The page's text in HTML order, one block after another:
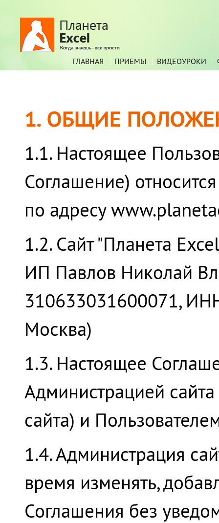
ГЛАВНАЯ ПРИЕМЫ ВИДЕОУРОКИ
1. ОБЩИЕ
1.1. Настоящее
Соглашение)
по адресу
1.2. Сайт "Планета
ИП Павлов Николай
310633031600071,
Москва)
1.3. Настоящее
Администрацией
сайта) и
1.4. Администрация
время изменять,
Соглашения без